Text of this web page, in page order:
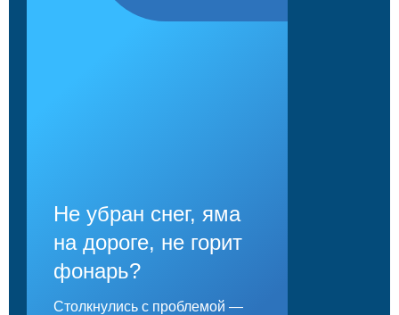
Не убран снег, яма
на дороге, не горит
фонарь?
Столкнулись с проблемой —